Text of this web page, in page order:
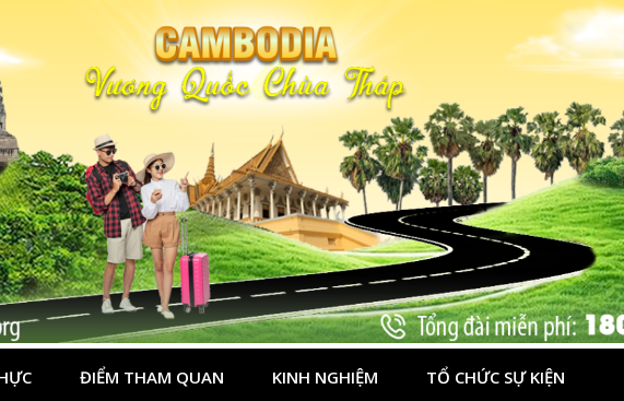
ĐIỂM THAM QUAN KINH NGHIỆM TỔ CHỨC SỰ KIỆN